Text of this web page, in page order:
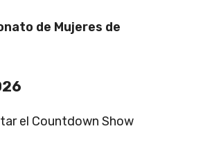
de Mujeres de
el Countdown Show